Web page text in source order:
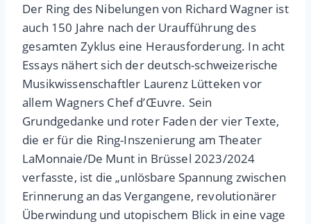
Der Ring des Nibelungen von Richard Wagner ist
auch 150 Jahre nach der Uraufführung des
gesamten Zyklus eine Herausforderung. In acht
Essays nähert sich der deutsch-schweizerische
Musikwissenschaftler Laurenz Lütteken vor
allem Wagners Chef d’Œu­v­re. Sein
Grundgedanke und roter Faden der vier Texte,
die er für die Ring-Inszenierung am Theater
LaMonnaie/De Munt in Brüssel 2023/2024
verfasste, ist die „unlösbare Spannung zwischen
Erinnerung an das Vergangene, revolutionärer
Überwindung und utopischem Blick in eine vage